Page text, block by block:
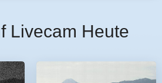
Livecam Heute